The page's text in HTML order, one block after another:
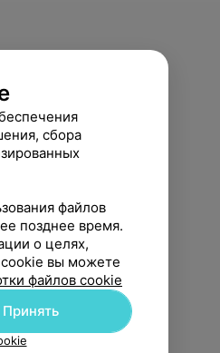
сбора
файлов
позднее время.
о целях,
cookie вы можете
файлов cookie
Принять